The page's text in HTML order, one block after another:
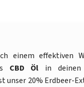
einem effektiven
CBD Öl in
unser 20% Erdbeer-